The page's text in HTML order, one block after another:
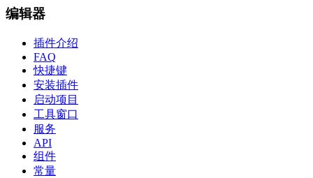
编辑器
插件介绍
FAQ
快捷键
安装插件
启动项目
工具窗口
服务
API
组件
常量